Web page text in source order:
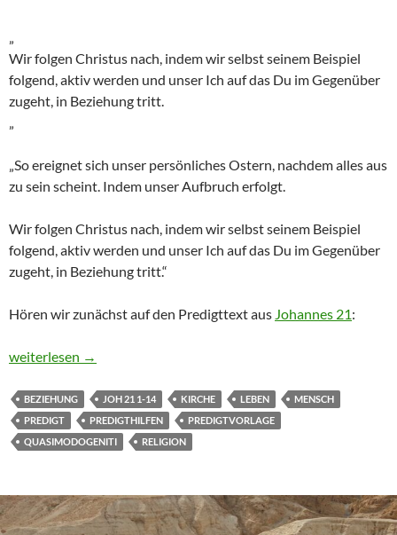
Wir folgen Christus nach, indem wir selbst seinem Beispiel
folgend, aktiv werden und unser Ich auf das Du im Gegenüber
zugeht, in Beziehung tritt.
„So ereignet sich unser persönliches Ostern, nachdem alles aus
zu sein scheint. Indem unser Aufbruch erfolgt.
Wir folgen Christus nach, indem wir selbst seinem Beispiel
folgend, aktiv werden und unser Ich auf das Du im Gegenüber
zugeht, in Beziehung tritt.“
Hören wir zunächst auf den Predigttext aus Johannes 21:
Predigt zu Joh 21, 1-14 Das Netz auswerfen – Quasimodogeniti
weiterlesen →
BEZIEHUNG JOH 21 1-14 KIRCHE LEBEN
MENSCH
PREDIGT
PREDIGTHILFEN
PREDIGTVORLAGE
QUASIMODOGENITI
RELIGION